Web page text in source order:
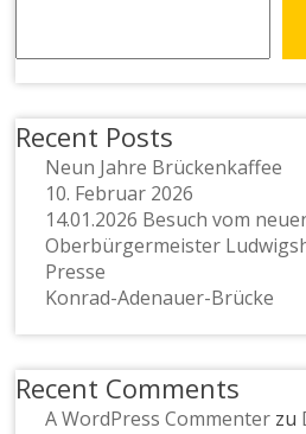
Recent Posts
Neun Jahre Brückenkaffee
10. Februar 2026
14.01.2026 Besuch vom
Oberbürgermeister
Presse
Konrad-Adenauer-Brücke
Recent Comments
A WordPress Commenter zu